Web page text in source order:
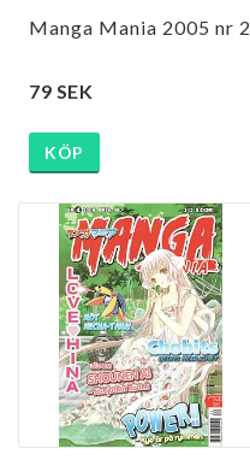
Manga Mania 2005 nr 2
79 SEK
KÖP